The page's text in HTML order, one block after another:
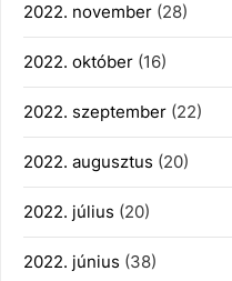
2022. november (28)
2022. október (16)
2022. szeptember (22)
2022. augusztus (20)
2022. július (20)
2022. június (38)